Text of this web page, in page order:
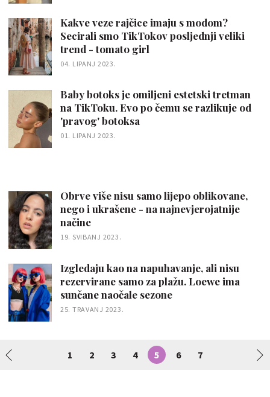
Kakve veze rajčice imaju s modom?
Secirali smo TikTokov posljednji veliki
trend - tomato girl
04. LIPANJ 2023.
Baby botoks je omiljeni estetski tretman
na TikToku. Evo po čemu se razlikuje od
'pravog' botoksa
01. LIPANJ 2023.
Obrve više nisu samo lijepo oblikovane,
nego i ukrašene - na najnevjerojatnije
načine
19. SVIBANJ 2023.
Izgledaju kao na napuhavanje, ali nisu
rezervirane samo za plažu. Loewe ima
sunčane naočale sezone
25. TRAVANJ 2023.
1 2 3 4 5 6 7